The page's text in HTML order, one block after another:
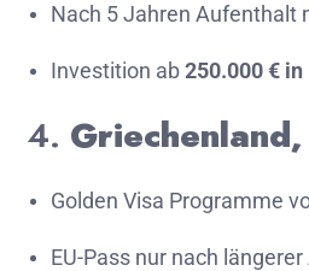
Nach 5Jahren Aufenthalt
Investition ab250.000 € in
4. Griechenland,
Golden Visa Programme
EU-Pass nur nach längerer